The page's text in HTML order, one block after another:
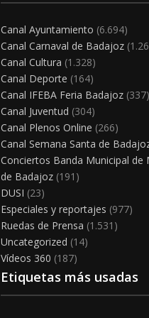
Canal Ayuntamiento (6.694)
Canal Carnaval de Badajoz
Canal Cultura (1.328)
Canal Deporte (164)
Canal IFEBA Feria Badajoz (337)
Canal Juventud (304)
Canal Plenos Online (266)
Canal Semana Santa de
Conciertos Banda Municipal de
de Badajoz (191)
DUSI (23)
Especiales y reportajes (977)
Ruedas de Prensa (1.531)
Uncategorized (14)
Vídeos 360 (187)
Etiquetas más usadas